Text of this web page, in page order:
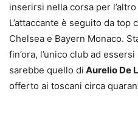
inserirsi nella corsa per
L’attaccante è seguito da top
Chelsea e Bayern Monaco.
fin’ora, l’unico club ad
sarebbe quello di Aurelio De
offerto ai toscani circa